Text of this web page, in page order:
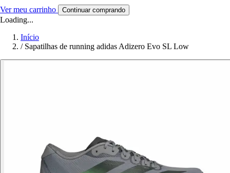
Ver meu carrinho Continuar comprando
Loading...
Início
/ Sapatilhas de running adidas Adizero Evo SL Low